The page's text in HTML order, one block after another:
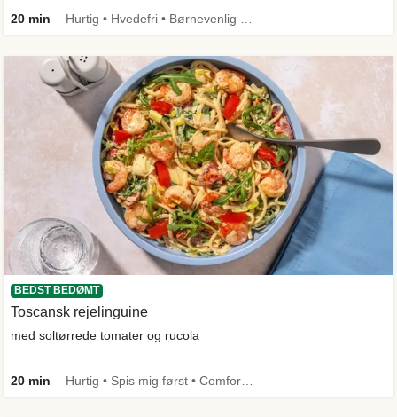
20 min
BEDST BEDØMT
Toscansk rejelinguine
med soltørrede tomater og rucola
20 min